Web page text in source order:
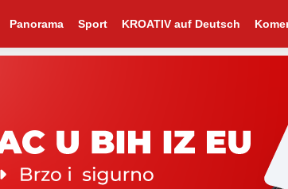
Panorama Sport KROATIV auf Deutsch